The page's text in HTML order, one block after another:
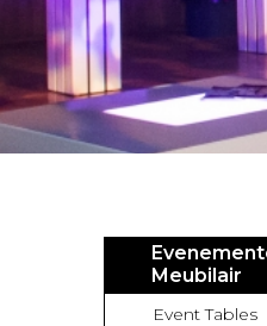
Meubilair
Event Tables